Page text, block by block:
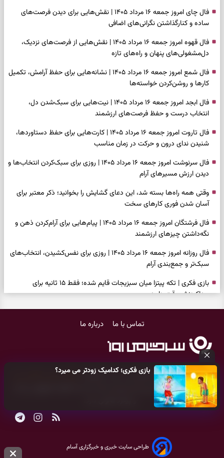
بازی فکری؛ کدامیک زودتر می میرد؟
فال چای امروز جمعه ۱۶ مرداد ۱۴۰۵ | نقش‌هایی برای دیدن فرصت‌های
ساده و کنارگذاشتن نگرانی‌های اضافی
فال قهوه امروز جمعه ۱۶ مرداد ۱۴۰۵ | نقش‌هایی از فرصت‌های نزدیک،
دل‌مشغولی‌های پنهان و راه‌های تازه
فال شمع امروز جمعه ۱۶ مرداد ۱۴۰۵ | نشانه‌هایی برای حفظ آرامش، تکمیل
کارها و روشن‌کردن خواسته‌ها
فال ابجد امروز جمعه ۱۶ مرداد ۱۴۰۵ | نیت‌هایی برای سبک‌شدن دل،
انتخاب درست و حفظ فرصت‌های ارزشمند
فال تاروت امروز جمعه ۱۶ مرداد ۱۴۰۵ | کارت‌هایی برای حفظ دستاوردها،
شنیدن ندای درون و حرکت در زمان مناسب
فال سرنوشت امروز جمعه ۱۶ مرداد ۱۴۰۵ | روزی برای سبک‌کردن انتخاب‌ها و
دیدن ارزش مسیرهای آرام
وقتی همه راه‌ها بسته شد، این دعای گشایش را بخوانید؛ ذکر معتبر برای
آسان شدن فوری کارهای سخت
فال فرشتگان امروز جمعه ۱۶ مرداد ۱۴۰۵ | پیام‌هایی برای آرام‌کردن ذهن و
نگه‌داشتن چیزهای ارزشمند
فال روزانه امروز جمعه ۱۶ مرداد ۱۴۰۵ | روزی برای نفس‌کشیدن، انتخاب‌های
سبک‌تر و جمع‌بندی آرام
بازی فکری | تکه پیتزا میان سبزیجات قایم شده؛ فقط ۱۵ ثانیه برای
پیداکردنش وقت دارید
سنجیده و رهاشدن از انتظارهای بی‌نتیجه
طرز تهیه کوکو سبزی مجلسی | سبز، خوش‌عطر و برش‌خورده
شناخت فرصت واقعی و پایان‌دادن به تردیدها
تست شخصیت شناسی | کدام سکه‌ها زودتر چشمتان را گرفتند؟ انتخابتان
باارزش‌ترین چیز زندگی‌تان را نشان می‌دهد
فال سرنوشت امروز پنجشنبه ۱۵ مرداد ۱۴۰۵ | روزی برای حفظ دستاوردها و
برای خانه‌دار شدن این دعا را بخوانید | دعایی کوتاه برای رسیدن به خانه‌ای
تماس با ما درباره ما
کلیه حقوق مادی و معنوی این سایت متعلق بهپایگاه خبری سرگرمی روز
می‌باشد و هر گونه کپی‌برداری توسط دیگر سایت‌ها
طراحی سایت خبری و خبرگزاری آسام